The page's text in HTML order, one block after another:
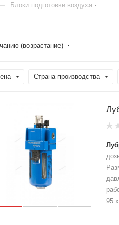
Блоки подготовки воздуха
(возрастание)
Страна производства
95